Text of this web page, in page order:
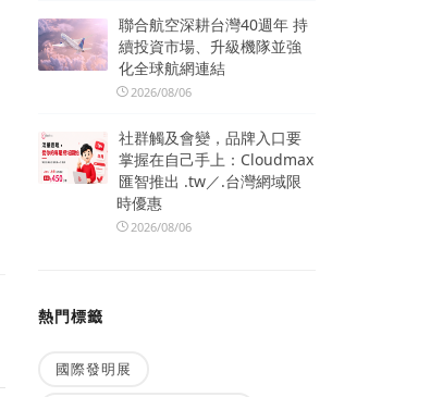
聯合航空深耕台灣40週年 持
續投資市場、升級機隊並強
化全球航網連結
2026/08/06
社群觸及會變，品牌入口要
掌握在自己手上：Cloudmax
匯智推出 .tw／.台灣網域限
時優惠
2026/08/06
熱門標籤
國際發明展